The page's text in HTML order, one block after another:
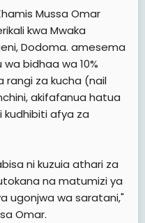
Mussa Omar
kwa Mwaka
Dodoma. amesema
bidhaa wa 10%
rangi za kucha (nail
akifafanua hatua
kudhibiti afya za
ni kuzuia athari za
na matumizi ya
ugonjwa wa saratani,"
Omar.